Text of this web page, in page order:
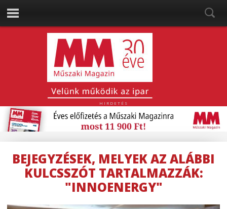
HIRDETÉS
BEJEGYZÉSEK, MELYEK AZ ALÁBBI
KULCSSZÓT TARTALMAZZÁK:
"INNOENERGY"